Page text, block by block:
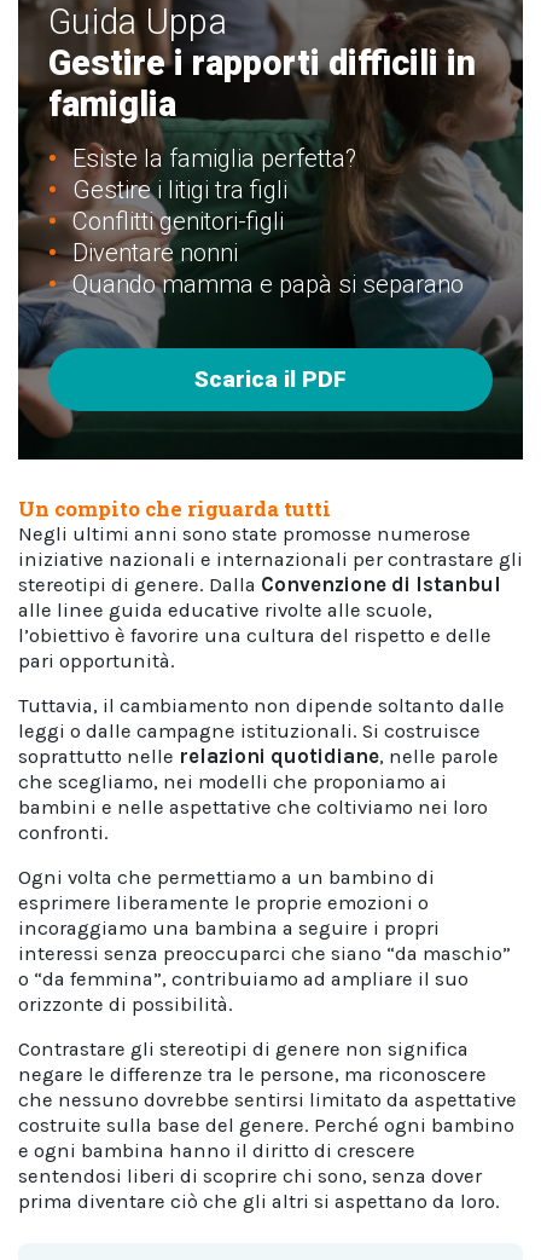
Guida Uppa
Gestire i rapporti difficili in
famiglia
Esiste la famiglia perfetta?
Gestire i litigi tra figli
Conflitti genitori-figli
Diventare nonni
Quando mamma e papà si separano
Scarica il PDF
Un compito che riguarda tutti
Negli ultimi anni sono state promosse numerose
iniziative nazionali e internazionali per contrastare gli
stereotipi di genere. Dalla Convenzione di Istanbul
alle linee guida educative rivolte alle scuole,
l’obiettivo è favorire una cultura del rispetto e delle
pari opportunità.
Tuttavia, il cambiamento non dipende soltanto dalle
leggi o dalle campagne istituzionali. Si costruisce
soprattutto nelle relazioni quotidiane, nelle parole
che scegliamo, nei modelli che proponiamo ai
bambini e nelle aspettative che coltiviamo nei loro
confronti.
Ogni volta che permettiamo a un bambino di
esprimere liberamente le proprie emozioni o
incoraggiamo una bambina a seguire i propri
interessi senza preoccuparci che siano “da maschio”
o “da femmina”, contribuiamo ad ampliare il suo
orizzonte di possibilità.
Contrastare gli stereotipi di genere non significa
negare le differenze tra le persone, ma riconoscere
che nessuno dovrebbe sentirsi limitato da aspettative
costruite sulla base del genere. Perché ogni bambino
e ogni bambina hanno il diritto di crescere
sentendosi liberi di scoprire chi sono, senza dover
prima diventare ciò che gli altri si aspettano da loro.